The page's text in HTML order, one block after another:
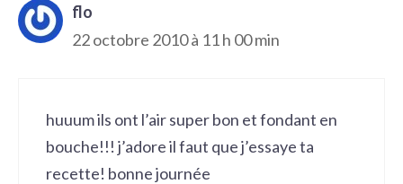
flo
22 octobre 2010 à 11 h 00 min
huuum ils ont l’air super bon et fondant en
bouche!!! j’adore il faut que j’essaye ta
recette! bonne journée